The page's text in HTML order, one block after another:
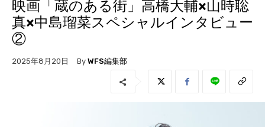
映画「蔵のある街」高橋大輔×山時聡
真×中島瑠菜スペシャルインタビュー
②
2025年8月20日 By WFS編集部